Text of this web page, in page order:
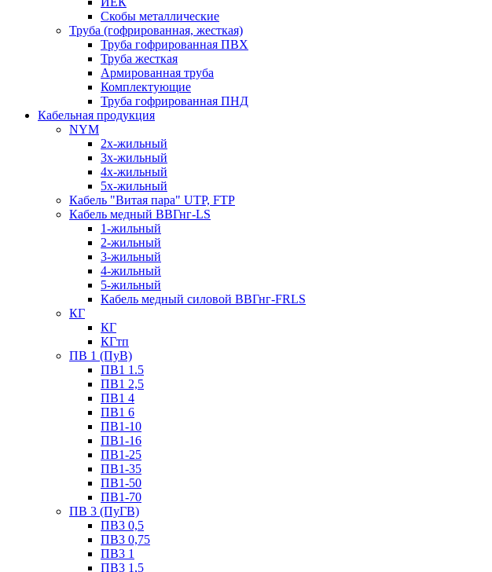
Скобы металлические
Труба (гофрированная, жесткая)
Труба гофрированная ПВХ
Труба жесткая
Армированная труба
Комплектующие
Труба гофрированная ПНД
Кабельная продукция
NYM
2х-жильный
3х-жильный
4х-жильный
5х-жильный
Кабель "Витая пара" UTP, FTP
Кабель медный ВВГнг-LS
1-жильный
2-жильный
3-жильный
4-жильный
5-жильный
Кабель медный силовой ВВГнг-FRLS
КГ
КГ
КГтп
ПВ 1 (ПуВ)
ПВ1 1.5
ПВ1 2,5
ПВ1 4
ПВ1 6
ПВ1-10
ПВ1-16
ПВ1-25
ПВ1-35
ПВ1-50
ПВ1-70
ПВ 3 (ПуГВ)
ПВ3 0,5
ПВ3 0,75
ПВ3 1
ПВ3 1,5